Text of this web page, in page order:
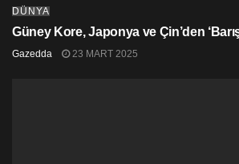
DÜNYA
Güney Kore, Japonya ve Çin’den
Gazedda 23 MART 2025